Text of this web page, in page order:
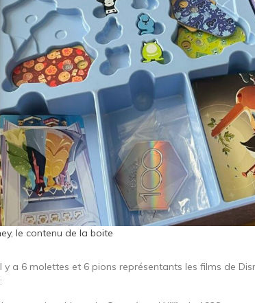
le contenu de la boite
y a 6 molettes et 6 pions représentants les films de